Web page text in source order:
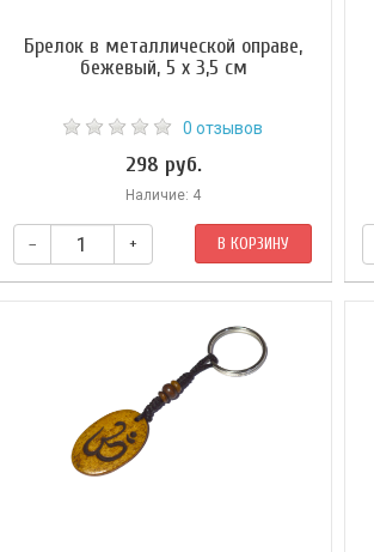
Брелок в металлической оправе,
бежевый, 5 х 3,5 см
0 отзывов
298 руб.
Наличие: 4
– + В КОРЗИНУ